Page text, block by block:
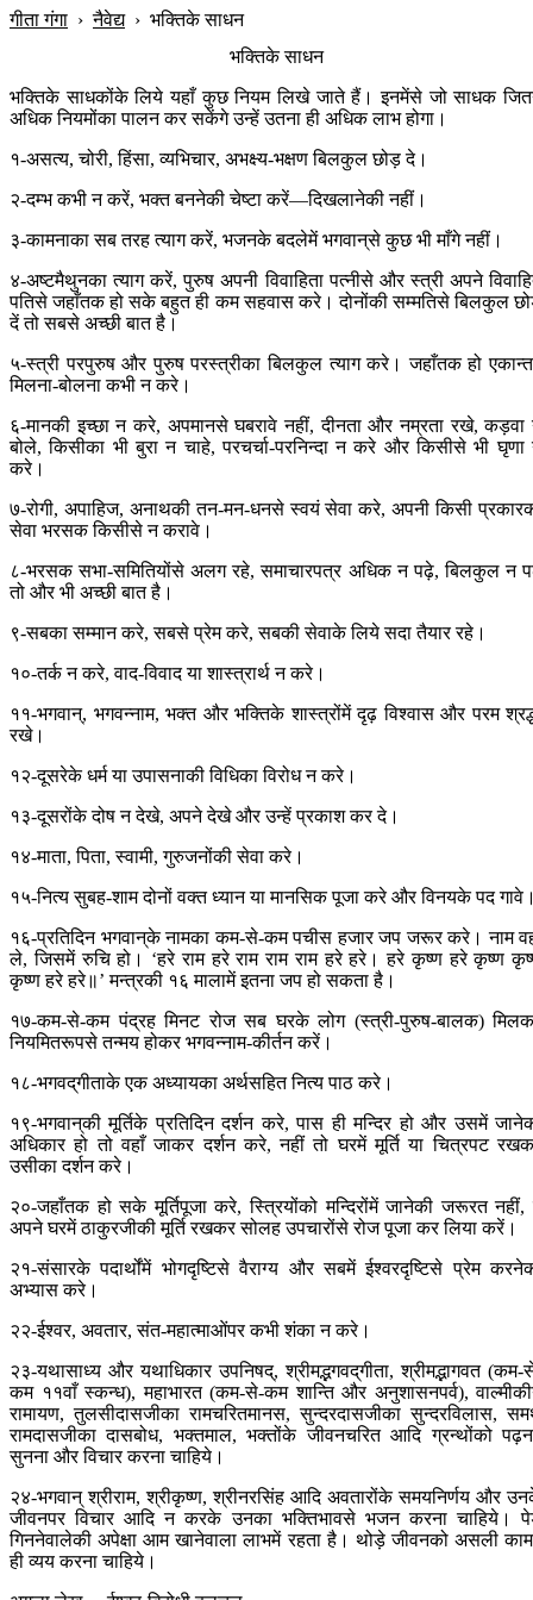
गीता गंगा ›नैवेद्य› भक्तिके साधन
भक्तिके साधन
भक्तिके साधकोंके लिये यहाँ कुछ नियम लिखे जाते हैं। इनमेंसे जो साधक
अधिक नियमोंका पालन कर सकेंगे उन्हें उतना ही अधिक लाभ होगा।
१-असत्य, चोरी, हिंसा, व्यभिचार, अभक्ष्य-भक्षण बिलकुल छोड़ दे।
२-दम्भ कभी न करें, भक्त बननेकी चेष्टा करें—दिखलानेकी नहीं।
३-कामनाका सब तरह त्याग करें, भजनके बदलेमें भगवान‍्से कुछ भी माँगे नहीं।
४-अष्टमैथुनका त्याग करें, पुरुष अपनी विवाहिता पत्नीसे और स्त्री अपने
पतिसे जहाँतक हो सके बहुत ही कम सहवास करे। दोनोंकी सम्मतिसे बिलकुल
दें तो सबसे अच्छी बात है।
५-स्त्री परपुरुष और पुरुष परस्त्रीका बिलकुल त्याग करे। जहाँतक हो
मिलना-बोलना कभी न करे।
६-मानकी इच्छा न करे, अपमानसे घबरावे नहीं, दीनता और नम्रता रखे, कड़वा
बोले, किसीका भी बुरा न चाहे, परचर्चा-परनिन्दा न करे और किसीसे भी घृणा
करे।
७-रोगी, अपाहिज, अनाथकी तन-मन-धनसे स्वयं सेवा करे, अपनी किसी
सेवा भरसक किसीसे न करावे।
८-भरसक सभा-समितियोंसे अलग रहे, समाचारपत्र अधिक न पढ़े, बिलकुल न
तो और भी अच्छी बात है।
९-सबका सम्मान करे, सबसे प्रेम करे, सबकी सेवाके लिये सदा तैयार रहे।
१०-तर्क न करे, वाद-विवाद या शास्त्रार्थ न करे।
११-भगवान्, भगवन्नाम, भक्त और भक्तिके शास्त्रोंमें दृढ़ विश्वास और परम
रखे।
१२-दूसरेके धर्म या उपासनाकी विधिका विरोध न करे।
१३-दूसरोंके दोष न देखे, अपने देखे और उन्हें प्रकाश कर दे।
१४-माता, पिता, स्वामी, गुरुजनोंकी सेवा करे।
१५-नित्य सुबह-शाम दोनों वक्त ध्यान या मानसिक पूजा करे और विनयके पद
१६-प्रतिदिन भगवान‍्के नामका कम-से-कम पचीस हजार जप जरूर करे। नाम
ले, जिसमें रुचि हो। ‘हरे राम हरे राम राम राम हरे हरे। हरे कृष्ण हरे कृष्ण
कृष्ण हरे हरे॥’ मन्त्रकी १६ मालामें इतना जप हो सकता है।
१७-कम-से-कम पंद्रह मिनट रोज सब घरके लोग (स्त्री-पुरुष-बालक)
नियमितरूपसे तन्मय होकर भगवन्नाम-कीर्तन करें।
१८-भगवद‍्गीताके एक अध्यायका अर्थसहित नित्य पाठ करे।
१९-भगवान‍्की मूर्तिके प्रतिदिन दर्शन करे, पास ही मन्दिर हो और उसमें
अधिकार हो तो वहाँ जाकर दर्शन करे, नहीं तो घरमें मूर्ति या चित्रपट
उसीका दर्शन करे।
२०-जहाँतक हो सके मूर्तिपूजा करे, स्त्रियोंको मन्दिरोंमें जानेकी जरूरत नहीं,
अपने घरमें ठाकुरजीकी मूर्ति रखकर सोलह उपचारोंसे रोज पूजा कर लिया करें।
२१-संसारके पदार्थोंमें भोगदृष्टिसे वैराग्य और सबमें ईश्वरदृष्टिसे प्रेम
अभ्यास करे।
२२-ईश्वर, अवतार, संत-महात्माओंपर कभी शंका न करे।
२३-यथासाध्य और यथाधिकार उपनिषद्, श्रीमद्भगवद‍्गीता, श्रीमद्भागवत (कम-
कम ११वाँ स्कन्ध), महाभारत (कम-से-कम शान्ति और अनुशासनपर्व),
रामायण, तुलसीदासजीका रामचरितमानस, सुन्दरदासजीका सुन्दरविलास,
रामदासजीका दासबोध, भक्तमाल, भक्तोंके जीवनचरित आदि ग्रन्थोंको
सुनना और विचार करना चाहिये।
२४-भगवान् श्रीराम, श्रीकृष्ण, श्रीनरसिंह आदि अवतारोंके समयनिर्णय और
जीवनपर विचार आदि न करके उनका भक्तिभावसे भजन करना चाहिये।
गिननेवालेकी अपेक्षा आम खानेवाला लाभमें रहता है। थोड़े जीवनको असली
ही व्यय करना चाहिये।